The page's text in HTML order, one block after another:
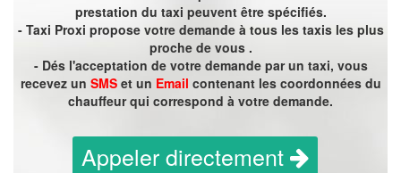
prestation du taxi peuvent être spécifiés.
- Taxi Proxi propose votre demande à tous les taxis les plus
proche de vous .
- Dés l'acceptation de votre demande par un taxi, vous
recevez un SMSet un Email contenant les coordonnées du
chauffeur qui correspond à votre demande.
Appeler directement